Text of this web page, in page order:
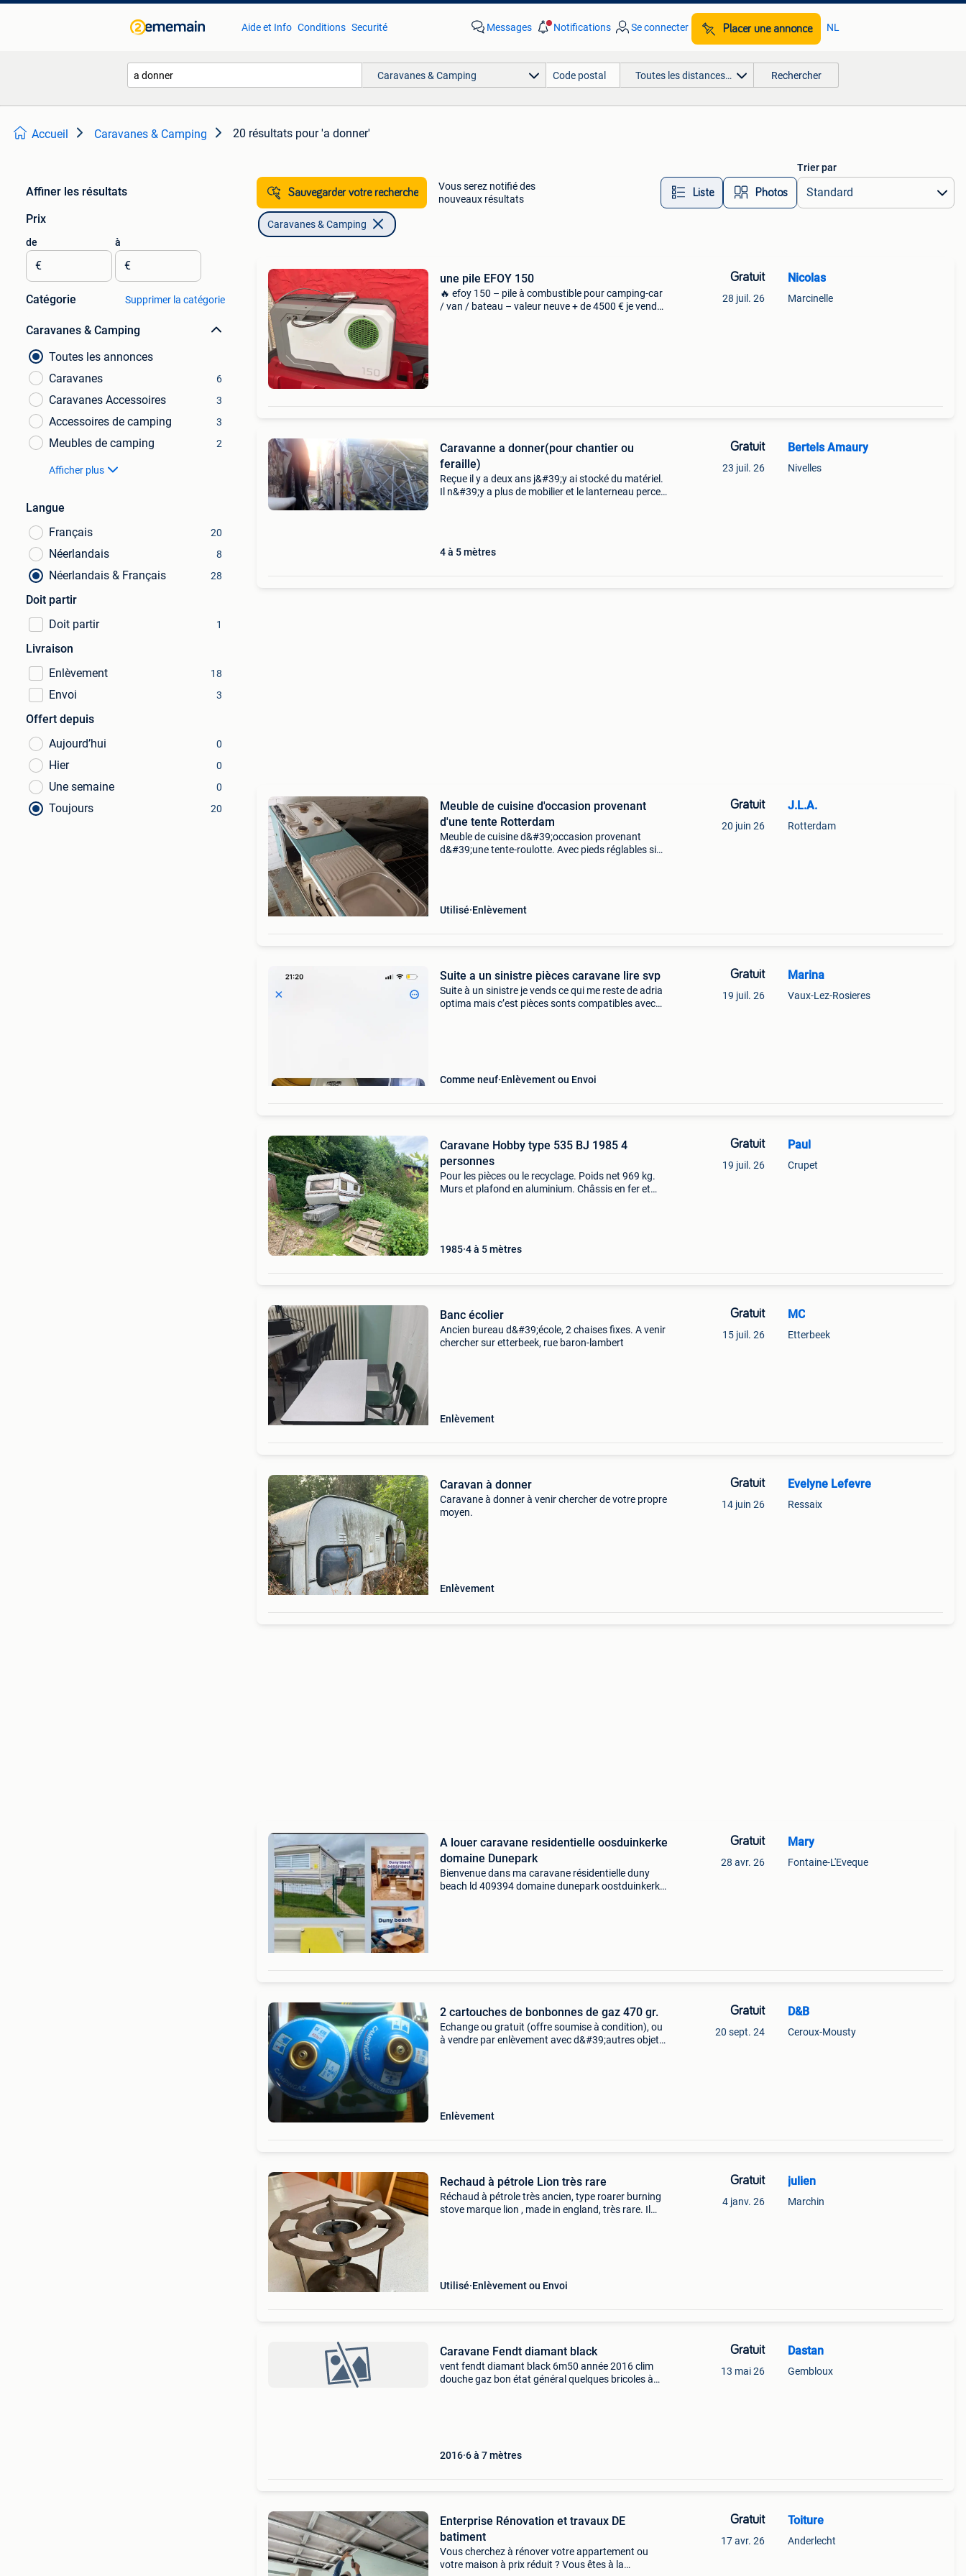
Aide et Info Conditions Securité Messages Notifications Se connecter Placer une annonce NL
Caravanes & Camping Toutes les distances… Rechercher
Accueil Caravanes & Camping 20 résultats pour 'a donner'
Affiner les résultats
Prix
de
€
à
€
Catégorie Supprimer la catégorie
Caravanes & Camping
Toutes les annonces
Caravanes
6
Caravanes Accessoires 3
Accessoires de camping 3
Meubles de camping 2
Afficher plus
Langue
Français
20
Néerlandais 8
Néerlandais & Français 28
Doit partir
Doit partir
1
Livraison
Enlèvement
18
Envoi 3
Offert depuis
Aujourd’hui
0
Hier 0
Une semaine 0
Toujours 20
Sauvegarder votre recherche
Vous serez notifié des
nouveaux résultats
Liste Photos
Trier par
Caravanes & Camping
une pile EFOY 150
🔥 efoy 150 – pile à combustible pour camping-car
/ van / bateau – valeur neuve + de 4500 € je vends
Gratuit
28 juil. 26
Nicolas
Marcinelle
Caravanne a donner(pour chantier ou
feraille)
Reçue il y a deux ans j&#39;y ai stocké du matériel.
Il n&#39;y a plus de mobilier et le lanterneau perce
4 à 5 mètres
Gratuit
23 juil. 26
Bertels Amaury
Nivelles
Meuble de cuisine d'occasion provenant
d'une tente Rotterdam
Meuble de cuisine d&#39;occasion provenant
d&#39;une tente-roulotte. Avec pieds réglables si
Utilisé Enlèvement
Gratuit
20 juin 26
J.L.A.
Rotterdam
Suite a un sinistre pièces caravane lire svp
Suite à un sinistre je vends ce qui me reste de adria
optima mais c’est pièces sonts compatibles avec
Comme neuf Enlèvement ou Envoi
Gratuit
19 juil. 26
Marina
Vaux-Lez-Rosieres
Caravane Hobby type 535 BJ 1985 4
personnes
Pour les pièces ou le recyclage. Poids net 969 kg.
Murs et plafond en aluminium. Châssis en fer et
1985 4 à 5 mètres
Gratuit
19 juil. 26
Paul
Crupet
Banc écolier
Ancien bureau d&#39;école, 2 chaises fixes. A venir
chercher sur etterbeek, rue baron-lambert
Enlèvement
Gratuit
15 juil. 26
MC
Etterbeek
Caravan à donner
Caravane à donner à venir chercher de votre propre
moyen.
Enlèvement
Gratuit
14 juin 26
Evelyne Lefevre
Ressaix
A louer caravane residentielle oosduinkerke
domaine Dunepark
Bienvenue dans ma caravane résidentielle duny
beach ld 409394 domaine dunepark oostduinkerke
Gratuit
28 avr. 26
Mary
Fontaine-L'Eveque
2 cartouches de bonbonnes de gaz 470 gr.
Echange ou gratuit (offre soumise à condition), ou
à vendre par enlèvement avec d&#39;autres objets
Enlèvement
Gratuit
20 sept. 24
D&B
Ceroux-Mousty
Rechaud à pétrole Lion très rare
Réchaud à pétrole très ancien, type roarer burning
stove marque lion , made in england, très rare. Il
Utilisé Enlèvement ou Envoi
Gratuit
4 janv. 26
julien
Marchin
Caravane Fendt diamant black
​vent fendt diamant black 6m50 année 2016 clim
douche gaz bon état général quelques bricoles à
2016 6 à 7 mètres
Gratuit
13 mai 26
Dastan
Gembloux
Enterprise Rénovation et travaux DE
batiment
Vous cherchez à rénover votre appartement ou
votre maison à prix réduit ? Vous êtes à la
Gratuit
17 avr. 26
Toiture
Anderlecht